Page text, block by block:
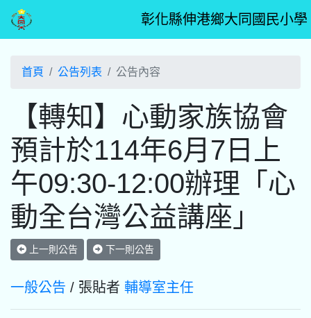
彰化縣伸港鄉大同國民小學
首頁 公告列表 公告內容
【轉知】心動家族協會
預計於114年6月7日上
午09:30-12:00辦理「心
動全台灣公益講座」
上一則公告 下一則公告
一般公告 / 張貼者 輔導室主任